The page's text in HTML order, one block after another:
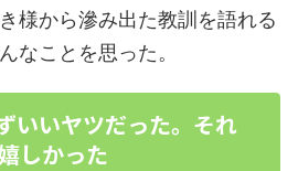
様から滲み出た教訓を語れる
なことを思った。
いいヤツだった。それ
しかった